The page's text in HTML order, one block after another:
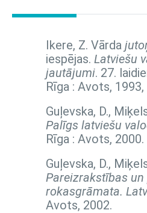
Ikere, Z. Vārda
iespējas. Latviešu
jautājumi. 27.
Rīga : Avots, 1993,
Guļevska, D.,
Palīgs latviešu
Rīga : Avots, 2000.
Guļevska, D.,
Pareizrakstības
rokasgrāmata.
Avots, 2002.